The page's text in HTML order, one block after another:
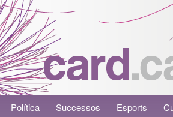
principal
secundari
Política Successos Esports